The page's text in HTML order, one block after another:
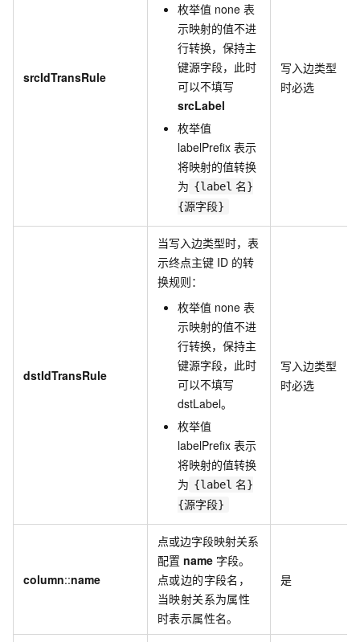
srcIdTransRule
枚举值 none 表
示映射的值不进
行转换，保持主
键源字段，此时
可以不填写
srcLabel
枚举值
labelPrefix 表示
将映射的值转换
为 {label 名}
{源字段}
写入边类型
时必选
dstIdTransRule
当写入边类型时，表
示终点主键 ID 的转
换规则：
枚举值 none 表
示映射的值不进
行转换，保持主
键源字段，此时
可以不填写
dstLabel。
枚举值
labelPrefix 表示
将映射的值转换
为 {label 名}
{源字段}
写入边类型
时必选
column::name
点或边字段映射关系
配置 name 字段。
点或边的字段名，
当映射关系为属性
时表示属性名。
是